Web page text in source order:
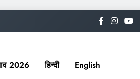
2026 हिन्दी English